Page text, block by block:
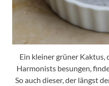
Ein kleiner grüner Kaktus,
Harmonists besungen,
So auch dieser, der längst